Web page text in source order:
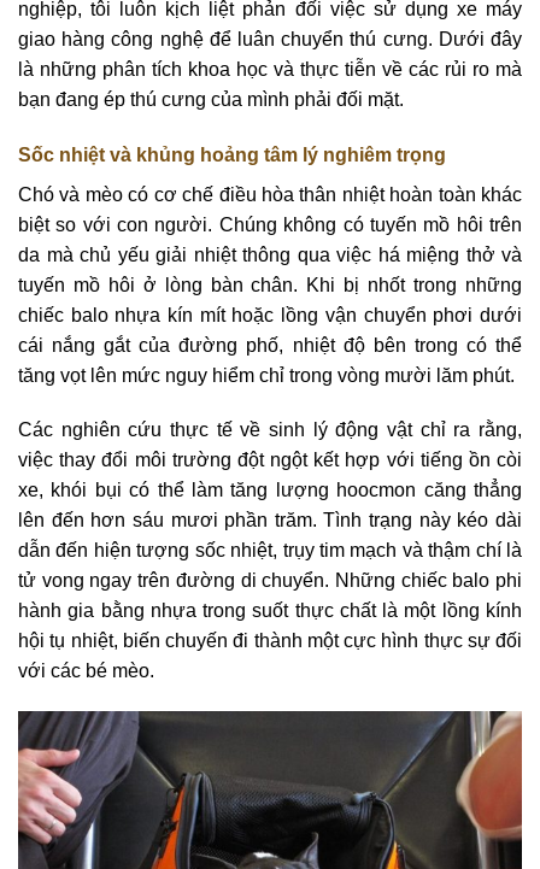
nghiệp, tôi luôn kịch liệt phản đối việc sử dụng xe máy
giao hàng công nghệ để luân chuyển thú cưng. Dưới đây
là những phân tích khoa học và thực tiễn về các rủi ro mà
bạn đang ép thú cưng của mình phải đối mặt.
Sốc nhiệt và khủng hoảng tâm lý nghiêm trọng
Chó và mèo có cơ chế điều hòa thân nhiệt hoàn toàn khác
biệt so với con người. Chúng không có tuyến mồ hôi trên
da mà chủ yếu giải nhiệt thông qua việc há miệng thở và
tuyến mồ hôi ở lòng bàn chân. Khi bị nhốt trong những
chiếc balo nhựa kín mít hoặc lồng vận chuyển phơi dưới
cái nắng gắt của đường phố, nhiệt độ bên trong có thể
tăng vọt lên mức nguy hiểm chỉ trong vòng mười lăm phút.
Các nghiên cứu thực tế về sinh lý động vật chỉ ra rằng,
việc thay đổi môi trường đột ngột kết hợp với tiếng ồn còi
xe, khói bụi có thể làm tăng lượng hoocmon căng thẳng
lên đến hơn sáu mươi phần trăm. Tình trạng này kéo dài
dẫn đến hiện tượng sốc nhiệt, trụy tim mạch và thậm chí là
tử vong ngay trên đường di chuyển. Những chiếc balo phi
hành gia bằng nhựa trong suốt thực chất là một lồng kính
hội tụ nhiệt, biến chuyến đi thành một cực hình thực sự đối
với các bé mèo.